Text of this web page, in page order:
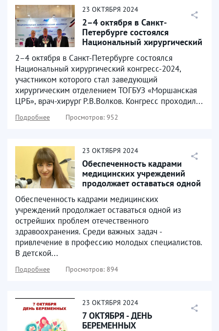
23 ОКТЯБРЯ 2024
2–4 октября в Санкт-
Петербурге состоялся
Национальный хирургический
конгресс-2024
2–4 октября в Санкт-Петербурге состоялся
Национальный хирургический конгресс-2024,
участником которого стал заведующий
хирургическим отделением ТОГБУЗ «Моршанская
ЦРБ», врач-хирург Р.В.Волков. Конгресс проходил...
Подробнее Просмотров: 952
23 ОКТЯБРЯ 2024
Обеспеченность кадрами
медицинских учреждений
продолжает оставаться одной
Обеспеченность кадрами медицинских
учреждений продолжает оставаться одной из
острейших проблем отечественного
здравоохранения. Среди важных задач -
привлечение в профессию молодых специалистов.
В детской...
Подробнее Просмотров: 894
23 ОКТЯБРЯ 2024
7 ОКТЯБРЯ - ДЕНЬ
БЕРЕМЕННЫХ